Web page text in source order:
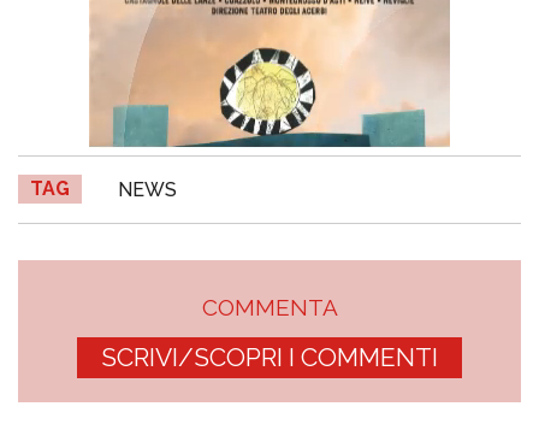
TAG NEWS
COMMENTA
SCRIVI/SCOPRI I COMMENTI